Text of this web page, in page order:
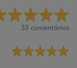
33 comentários